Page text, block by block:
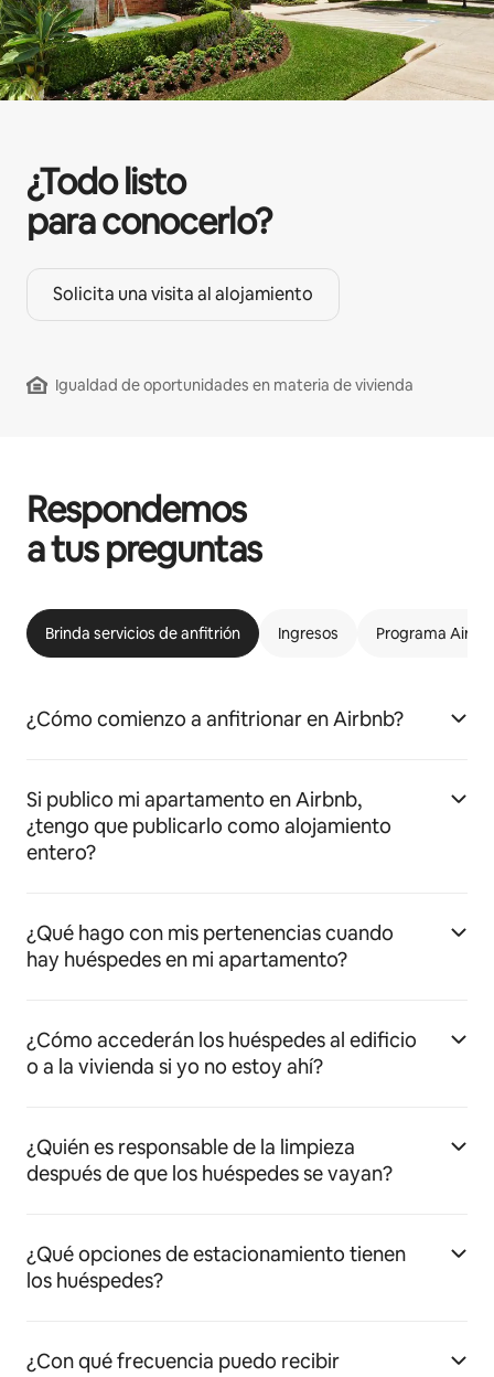
¿Todo listo
para conocerlo?
Solicita una visita al alojamiento
Igualdad de oportunidades en materia de vivienda
Respondemos
a tus preguntas
Brinda servicios de anfitrión Ingresos Programa
¿Cómo comienzo a anfitrionar en Airbnb?
Si publico mi apartamento en Airbnb,
¿tengo que publicarlo como alojamiento
entero?
¿Qué hago con mis pertenencias cuando
hay huéspedes en mi apartamento?
¿Cómo accederán los huéspedes al edificio
o a la vivienda si yo no estoy ahí?
¿Quién es responsable de la limpieza
después de que los huéspedes se vayan?
¿Qué opciones de estacionamiento tienen
los huéspedes?
¿Con qué frecuencia puedo recibir